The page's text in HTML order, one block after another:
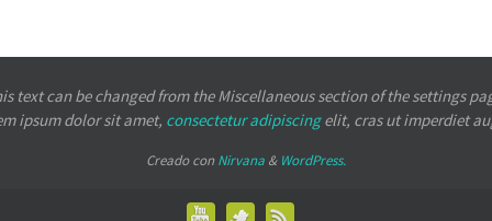
text can be changed from the Miscellaneous section of the settings
ipsumdolor sit amet, consectetur adipiscingelit, cras ut imperdiet
Creado con Nirvana & WordPress.